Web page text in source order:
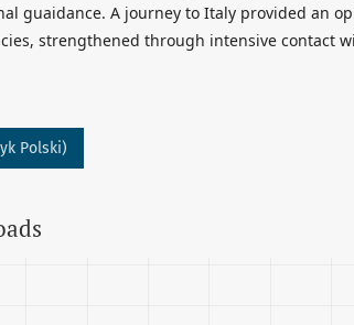
guaidance. A journey to Italy provided an
strengthened through intensive contact
Polski)